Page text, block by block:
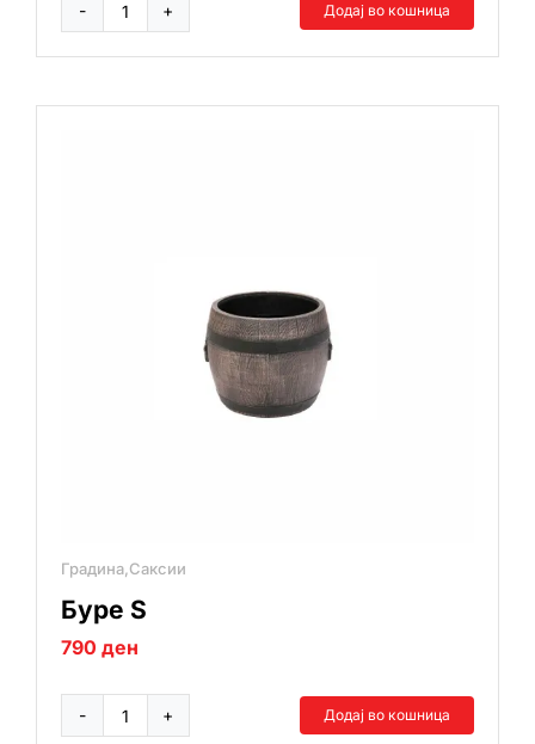
Снешко
Додај во кошница
Градина,Саксии
Буре S
790 ден
Буре
Додај во кошница